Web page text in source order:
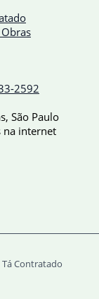
2592
São Paulo
na internet
Contratado